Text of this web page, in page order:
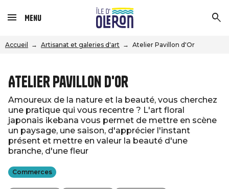
Menu
Accueil Artisanat et galeries d'art Atelier Pavillon d'Or
Atelier Pavillon d'Or
Amoureux de la nature et la beauté, vous cherchez
une pratique qui vous recentre ? L'art floral
japonais ikebana vous permet de mettre en scène
un paysage, une saison, d'apprécier l'instant
présent et mettre en valeur la beauté d'une
branche, d'une fleur
Commerces